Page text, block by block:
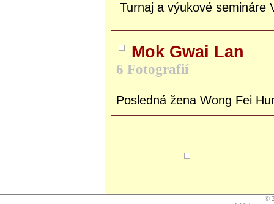
Turnaj a výukové semináre
Mok Gwai Lan
6 Fotografií
Posledná žena Wong Fei
©